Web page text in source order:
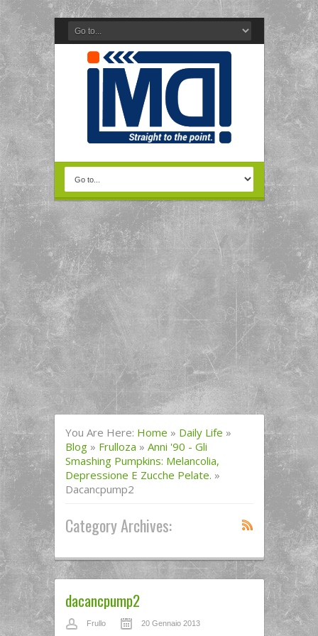
You Are Here: Home » Daily Life »
Blog » Frulloza » Anni '90 - Gli
Smashing Pumpkins: Melancolia,
Depressione E Zucche Pelate. »
Dacancpump2
Category Archives:
dacancpump2
Frullo 20 Gennaio 2013